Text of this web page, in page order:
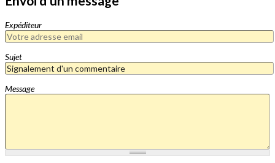
Expéditeur
Sujet
Message